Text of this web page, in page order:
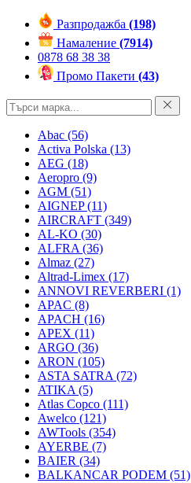
Разпродажба (198)
Намаление (7914)
0878 68 38 38
Промо Пакети (43)
Abac (56)
Activa Polska (13)
AEG (18)
Aeropro (9)
AGM (51)
AIGNEP(11)
AIRCRAFT (349)
AL-KO (30)
ALFRA (36)
Almaz (27)
Altrad-Limex (17)
ANNOVI REVERBERI (1)
APAC (8)
APACH (16)
APEX (11)
ARGO (36)
ARON (105)
ASTA SATRA (72)
ATIKA (5)
Atlas Copco (111)
Awelco (121)
AWTools (354)
AYERBE (7)
BAIER (34)
BALKANCAR PODEM (51)